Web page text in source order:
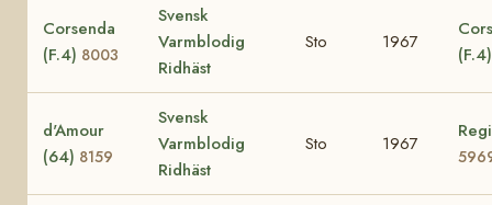
Corsenda
(F.4) 8003
Svensk
Varmblodig
Ridhäst
Sto 1967
d'Amour
(64) 8159
Svensk
Varmblodig
Ridhäst
Sto 1967